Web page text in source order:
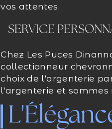
vos attentes.
SERVICE
Chez Les Puces
collectionneur
choix de l'argenterie
l'argenterie et sommes